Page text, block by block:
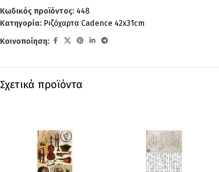
Κωδικός προϊόντος: 448
Κατηγορία: Ριζόχαρτα Cadence 42x31cm
Κοινοποίηση:
Σχετικά προϊόντα